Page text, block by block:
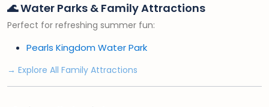
🌊 Water Parks & Family Attractions
Perfect for refreshing summer fun:
Pearls Kingdom Water Park
→ Explore All Family Attractions